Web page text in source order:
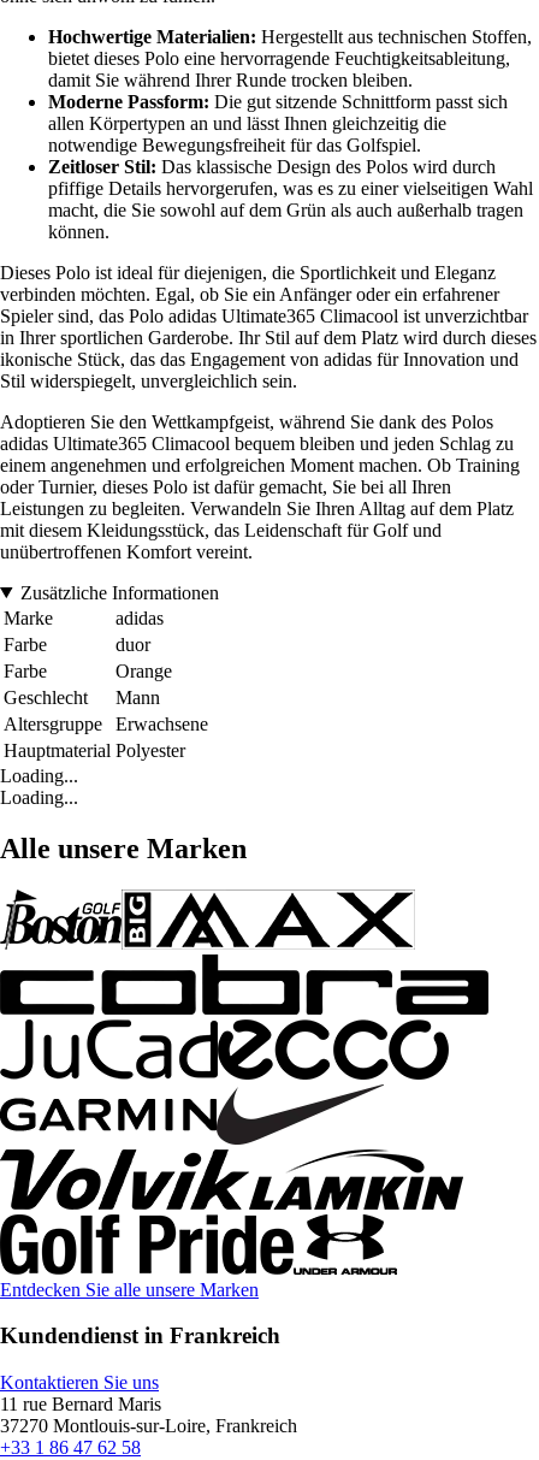
Hochwertige Materialien: Hergestellt aus technischen Stoffen,
bietet dieses Polo eine hervorragende Feuchtigkeitsableitung,
damit Sie während Ihrer Runde trocken bleiben.
Moderne Passform: Die gut sitzende Schnittform passt sich
allen Körpertypen an und lässt Ihnen gleichzeitig die
notwendige Bewegungsfreiheit für das Golfspiel.
Zeitloser Stil: Das klassische Design des Polos wird durch
pfiffige Details hervorgerufen, was es zu einer vielseitigen Wahl
macht, die Sie sowohl auf dem Grün als auch außerhalb tragen
können.
Dieses Polo ist ideal für diejenigen, die Sportlichkeit und Eleganz
verbinden möchten. Egal, ob Sie ein Anfänger oder ein erfahrener
Spieler sind, das Polo adidas Ultimate365 Climacool ist unverzichtbar
in Ihrer sportlichen Garderobe. Ihr Stil auf dem Platz wird durch dieses
ikonische Stück, das das Engagement von adidas für Innovation und
Stil widerspiegelt, unvergleichlich sein.
Adoptieren Sie den Wettkampfgeist, während Sie dank des Polos
adidas Ultimate365 Climacool bequem bleiben und jeden Schlag zu
einem angenehmen und erfolgreichen Moment machen. Ob Training
oder Turnier, dieses Polo ist dafür gemacht, Sie bei all Ihren
Leistungen zu begleiten. Verwandeln Sie Ihren Alltag auf dem Platz
mit diesem Kleidungsstück, das Leidenschaft für Golf und
unübertroffenen Komfort vereint.
Zusätzliche Informationen
Marke
adidas
Farbe
duor
Farbe
Orange
Geschlecht
Mann
Altersgruppe
Erwachsene
Hauptmaterial Polyester
Loading...
Loading...
Alle unsere Marken
Entdecken Sie alle unsere Marken
Kundendienst in Frankreich
Kontaktieren Sie uns
11 rue Bernard Maris
37270 Montlouis-sur-Loire, Frankreich
+33 1 86 47 62 58